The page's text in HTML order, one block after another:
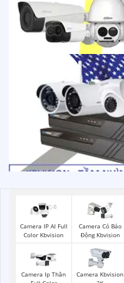
Camera IP AI Full
Color Kbvision
Camera Có Báo
Động Kbvision
Camera Ip Thân
Camera Kbvision